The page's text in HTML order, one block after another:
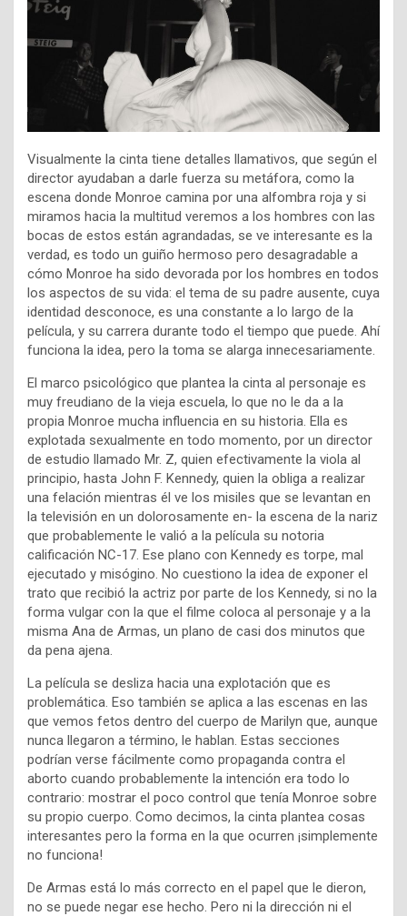
Visualmente la cinta tiene detalles llamativos, que según el
director ayudaban a darle fuerza su metáfora, como la
escena donde Monroe camina por una alfombra roja y si
miramos hacia la multitud veremos a los hombres con las
bocas de estos están agrandadas, se ve interesante es la
verdad, es todo un guiño hermoso pero desagradable a
cómo Monroe ha sido devorada por los hombres en todos
los aspectos de su vida: el tema de su padre ausente, cuya
identidad desconoce, es una constante a lo largo de la
película, y su carrera durante todo el tiempo que puede. Ahí
funciona la idea, pero la toma se alarga innecesariamente.
El marco psicológico que plantea la cinta al personaje es
muy freudiano de la vieja escuela, lo que no le da a la
propia Monroe mucha influencia en su historia. Ella es
explotada sexualmente en todo momento, por un director
de estudio llamado Mr. Z, quien efectivamente la viola al
principio, hasta John F. Kennedy, quien la obliga a realizar
una felación mientras él ve los misiles que se levantan en
la televisión en un dolorosamente en- la escena de la nariz
que probablemente le valió a la película su notoria
calificación NC-17. Ese plano con Kennedy es torpe, mal
ejecutado y misógino. No cuestiono la idea de exponer el
trato que recibió la actriz por parte de los Kennedy, si no la
forma vulgar con la que el filme coloca al personaje y a la
misma Ana de Armas, un plano de casi dos minutos que
da pena ajena.
La película se desliza hacia una explotación que es
problemática. Eso también se aplica a las escenas en las
que vemos fetos dentro del cuerpo de Marilyn que, aunque
nunca llegaron a término, le hablan. Estas secciones
podrían verse fácilmente como propaganda contra el
aborto cuando probablemente la intención era todo lo
contrario: mostrar el poco control que tenía Monroe sobre
su propio cuerpo. Como decimos, la cinta plantea cosas
interesantes pero la forma en la que ocurren ¡simplemente
no funciona!
De Armas está lo más correcto en el papel que le dieron,
no se puede negar ese hecho. Pero ni la dirección ni el